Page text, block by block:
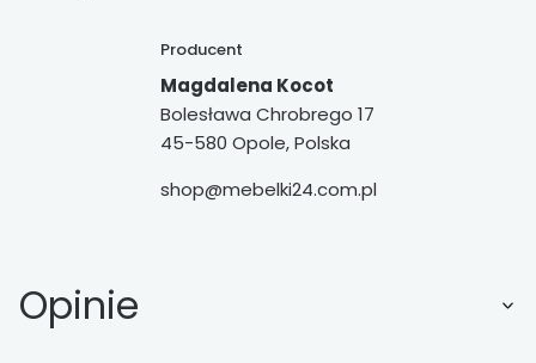
Producent
Magdalena Kocot
Bolesława Chrobrego 17
45-580 Opole, Polska
shop@mebelki24.com.pl
Opinie